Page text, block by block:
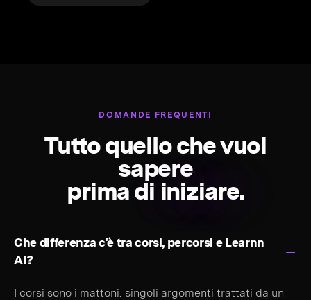
DOMANDE FREQUENTI
Tutto quello che vuoi
sapere
prima di iniziare.
Che differenza c'è tra corsi, percorsi e Learnn
AI?
I corsi sono i mattoni: singoli argomenti trattati da un